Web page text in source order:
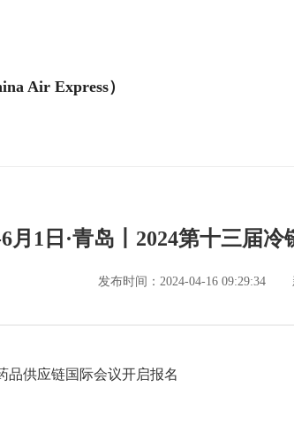
Air Express）
月1日·青岛丨2024第十三届
发布时间：2024-04-16 09:29:34
品供应链国际会议开启报名